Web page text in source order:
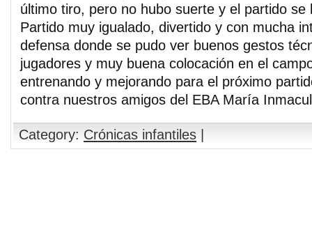
último tiro, pero no hubo suerte y el partido se
Partido muy igualado, divertido y con mucha
defensa donde se pudo ver buenos gestos
jugadores y muy buena colocación en el
entrenando y mejorando para el próximo
contra nuestros amigos del EBA María
Category: Crónicas infantiles |